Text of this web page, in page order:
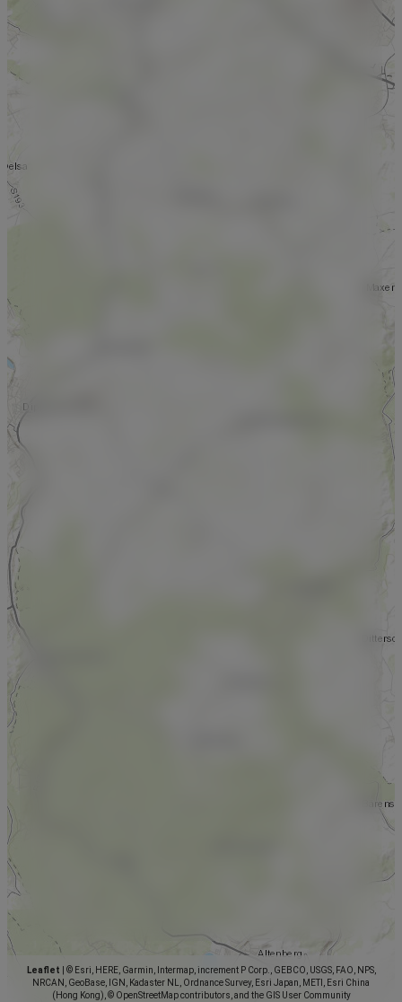
Leaflet
© Esri, HERE, Garmin, Intermap, increment P Corp., GEBCO, USGS, FAO, NPS,
NRCAN, GeoBase, IGN, Kadaster NL, Ordnance Survey, Esri Japan, METI, Esri China
(Hong Kong), © OpenStreetMap contributors, and the GIS User Community